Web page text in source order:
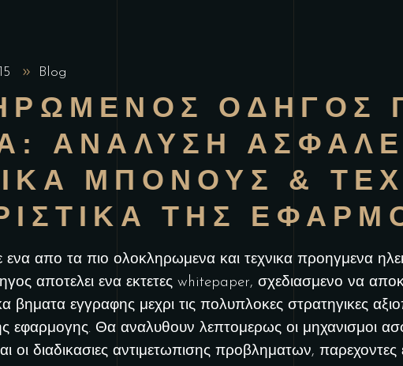
Blog
ΟΔΗΓΟΣ
ΑΝΑΛΥΣΗ
ΜΠΟΝΟΥΣ &
ΤΗΣ
ενα απο τα πιο ολοκληρωμενα και τεχνικα προηγμενα
αποτελει ενα εκτετες whitepaper, σχεδιασμενο να
εγγραφης μεχρι τις πολυπλοκες στρατηγικες
εφαρμογης. Θα αναλυθουν λεπτομερως οι μηχανισμοι
διαδικασιες αντιμετωπισης προβληματων, παρεχοντες